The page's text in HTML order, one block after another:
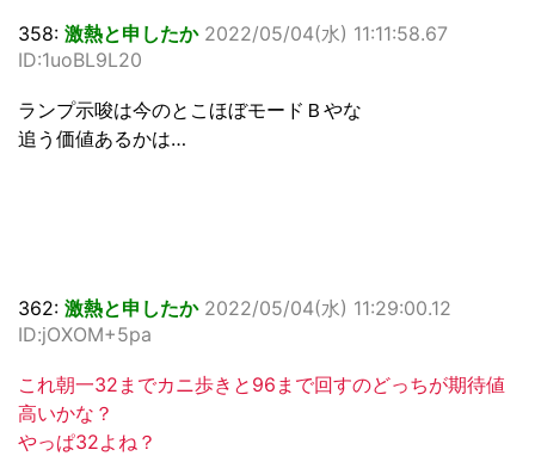
358: 激熱と申したか 2022/05/04(水) 11:11:58.67
ID:1uoBL9L20
ランプ示唆は今のとこほぼモードＢやな
追う価値あるかは…
362: 激熱と申したか 2022/05/04(水) 11:29:00.12
ID:jOXOM+5pa
これ朝一32までカニ歩きと96まで回すのどっちが期待値
高いかな？
やっぱ32よね？